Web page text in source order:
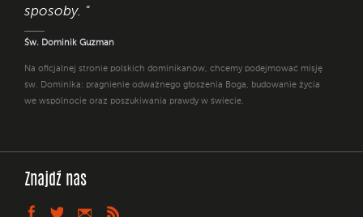
sposoby. "
Św. Dominik Guzman
Na oficjalnej stronie polskich dominikanów, chcemy podejmować misję
św. Dominika: pragnienie odważnego głoszenia Boga, budowanie życia
we wspólnocie oraz poszukiwania prawdy w świecie.
Znajdź nas